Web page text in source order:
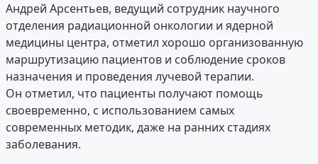
Андрей Арсентьев, ведущий сотрудник научного
отделения радиационной онкологии и ядерной
медицины центра, отметил хорошо организованную
маршрутизацию пациентов и соблюдение сроков
назначения и проведения лучевой терапии.
Он отметил, что пациенты получают помощь
своевременно, с использованием самых
современных методик, даже на ранних стадиях
заболевания.